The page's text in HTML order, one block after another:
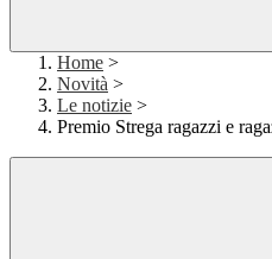
Home >
Novità >
Le notizie >
Premio Strega ragazzi e